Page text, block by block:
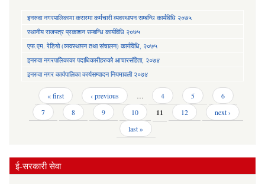
इनरुवा नगरपालिकामा करारमा कर्मचारी व्यवस्थापन सम्बन्धि कार्यविधि २०७५
स्थानीय राजपत्र प्रकाशन सम्बन्धि कार्यविधि २०७५
एफ.एम. रेडियो (व्यवस्थापन तथा संचालन) कार्यविधि, २०७५
इनरुवा नगरपालिकाका पदाधिकारीहरुको आचारसंहिता, २०७४
इनरुवा नगर कार्यपालिका कार्यसम्पादन नियमावली २०७४
Pages « first ‹ previous … 4 5
6
7
8 9 10 11 12
next ›
last »
ई-सरकारी सेवा